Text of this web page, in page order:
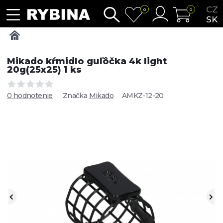
CZ
SK
0 0
Mikado kŕmidlo guľôčka 4k light
20g(25x25) 1 ks
0 hodnotenie Značka Mikado AMKZ-12-20